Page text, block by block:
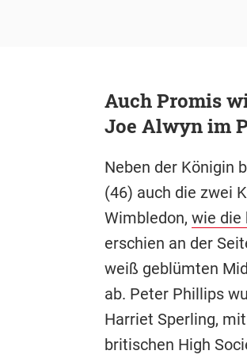
Auch Promis
Joe Alwyn im
Neben der Königin
(46) auch die zwei
Wimbledon, wie die
erschien an der
weiß geblümten
ab. Peter Phillips
Harriet Sperling,
britischen High